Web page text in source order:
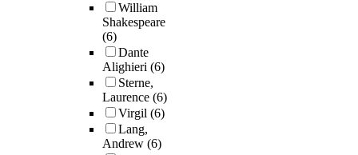
William
Shakespeare
(6)
Dante
Alighieri (6)
Sterne,
Laurence (6)
Virgil (6)
Lang,
Andrew (6)